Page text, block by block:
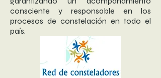
consciente y responsable en los
procesos de constelación en todo el
país.